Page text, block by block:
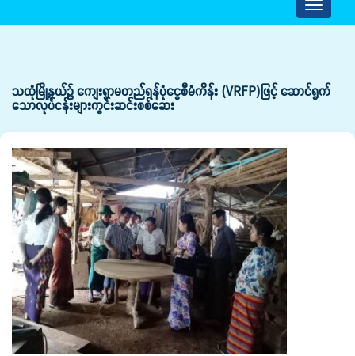
Toggle
သထုံမြို့နယ်၌ ကျေးရွာမတည်ရန်ပုံငွေစီမံကိန်း (VRFP)ဖြင့် ဆောင်ရွက်
သောလုပ်ငန်းများကွင်းဆင်းစစ်ဆေး